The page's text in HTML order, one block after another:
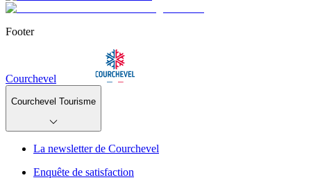
Footer
Courchevel
Courchevel Tourisme
La newsletter de Courchevel
Enquête de satisfaction